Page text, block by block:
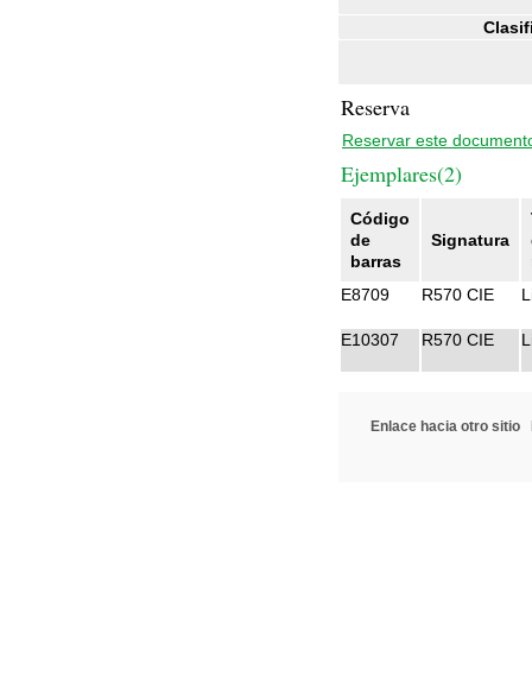
Reserva
Reservar este
Ejemplares(2)
Código
de
barras
Signatura
E8709
R570 CIE
E10307 R570 CIE
Enlace hacia otro sitio